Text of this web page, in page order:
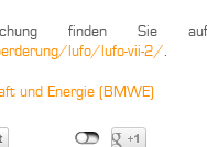
finden Sie
lufo/lufo-vii-2/.
und Energie (BMWE)